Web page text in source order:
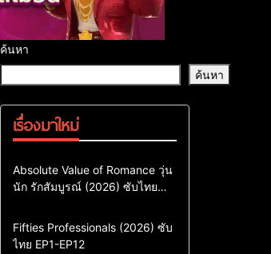
ค้นหา
ค้นหา
เรื่องมาใหม่
Comedy Drama
ซีรี่ย์เกาหลี
ซีรี่ย์เกาหลีซับไทย
Absolute Value of Romance วุ่น
นัก รักสัมบูรณ์ (2026) ซับไทย
Action & Adventure
Comedy
Drama
ซีรี่ย์เกาหลี
Fifties Professionals (2026) ซับ
ไทย EP1-EP12